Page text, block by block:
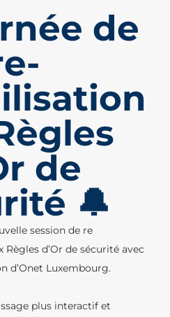
de
de
🔔
session de re
d’Or de sécurité avec
d’Onet Luxembourg.
plus interactif et